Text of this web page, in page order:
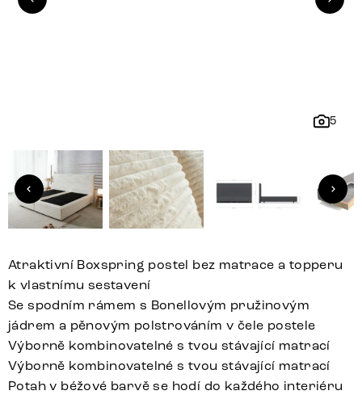
5
Atraktivní Boxspring postel bez matrace a topperu
k vlastnímu sestavení
Se spodním rámem s Bonellovým pružinovým
jádrem a pěnovým polstrováním v čele postele
Výborně kombinovatelné s tvou stávající matrací
Výborně kombinovatelné s tvou stávající matrací
Potah v béžové barvě se hodí do každého interiéru